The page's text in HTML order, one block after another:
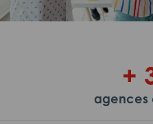
+
agences